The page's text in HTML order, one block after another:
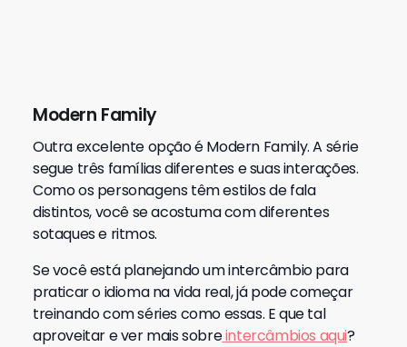
Modern Family
Outra excelente opção é Modern Family. A série
segue três famílias diferentes e suas interações.
Como os personagens têm estilos de fala
distintos, você se acostuma com diferentes
sotaques e ritmos.
Se você está planejando um intercâmbio para
praticar o idioma na vida real, já pode começar
treinando com séries como essas. E que tal
aproveitar e ver mais sobreintercâmbios aqui?